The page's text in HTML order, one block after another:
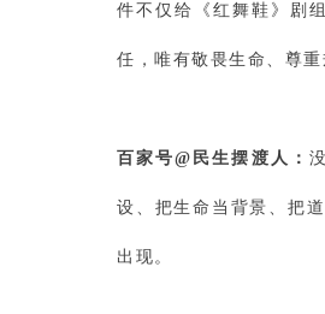
件不仅给《红舞鞋》剧
任，唯有敬畏生命、尊
百家号@民生摆渡人：
设、把生命当背景、把
出现。